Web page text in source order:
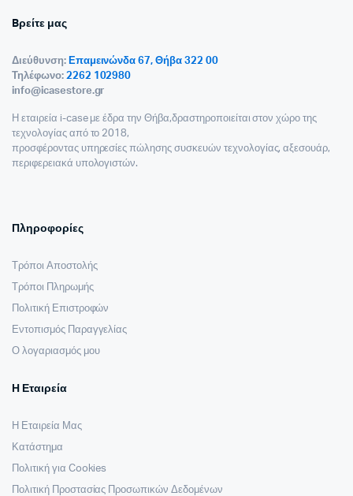
Bρείτε μας
Διεύθυνση: Επαμεινώνδα 67, Θήβα 322 00
Τηλέφωνο: 2262 102980
info@icasestore.gr
Η εταιρεία i-case με έδρα την Θήβα,δραστηροποιείται στον χώρο της
τεχνολογίας από το 2018,
προσφέροντας υπηρεσίες πώλησης συσκευών τεχνολογίας, αξεσουάρ,
περιφερειακά υπολογιστών.
Πληροφορίες
Τρόποι Αποστολής
Τρόποι Πληρωμής
Πολιτική Επιστροφών
Εντοπισμός Παραγγελίας
Ο λογαριασμός μου
Η Εταιρεία
Η Εταιρεία Μας
Κατάστημα
Πολιτική για Cookies
Πολιτική Προστασίας Προσωπικών Δεδομένων